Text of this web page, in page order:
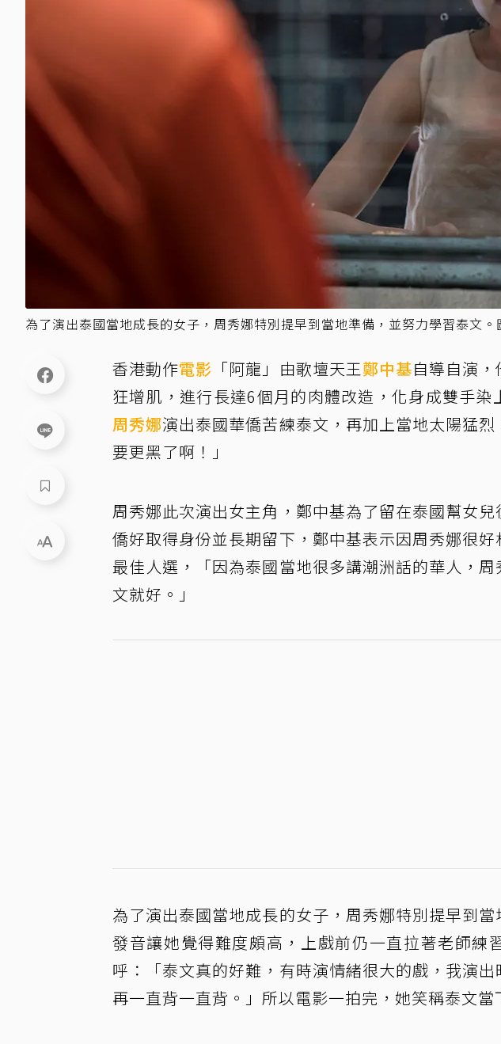
為了演出泰國當地成長的女子，周秀娜特別提早到當地準備，並努力學習泰文
香港動作電影 「阿龍」由歌壇天王鄭中基自導自演
狂增肌，進行長達6個月的肉體改造，化身成雙手
周秀娜演出泰國華僑苦練泰文，再加上當地太陽猛
要更黑了啊！」
周秀娜此次演出女主角，鄭中基為了留在泰國幫女
僑好取得身份並長期留下，鄭中基表示因周秀娜很
最佳人選，「因為泰國當地很多講潮洲話的華人，
文就好。」
為了演出泰國當地成長的女子，周秀娜特別提早到
發音讓她覺得難度頗高，上戲前仍一直拉著老師練
呼：「泰文真的好難，有時演情緒很大的戲，我演
再一直背一直背。」所以電影一拍完，她笑稱泰文當